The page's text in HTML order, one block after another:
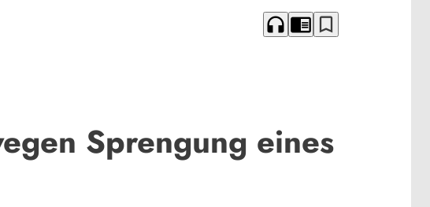
headphones chrome_reader_mode bookmark_border
Sprengung eines